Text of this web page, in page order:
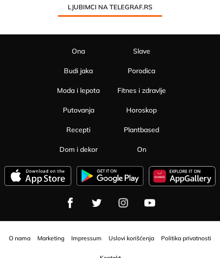
LJUBIMCI NA TELEGRAF.RS
Ona
Budi jaka
Moda i lepota
Slave
Porodica
Fitnes i zdravlje
Putovanja
Recepti
Dom i dekor
Horoskop
Plantbased
On
O nama Marketing Impressum Uslovi korišćenja Politika privatnosti